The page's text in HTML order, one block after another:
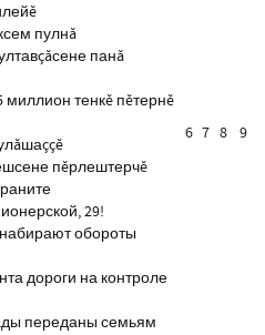
пулнă
панă
тенкĕ пĕтернĕ
пĕрлештерчĕ
29!
обороты
дороги на контроле
переданы семьям
6 7 8 9